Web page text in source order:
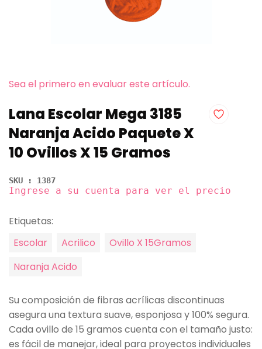
Sea el primero en evaluar este artículo.
Lana Escolar Mega 3185
Naranja Acido Paquete X
10 Ovillos X 15 Gramos
SKU : 1387
Ingrese a su cuenta para ver el precio
Etiquetas:
Escolar
Acrilico
Ovillo X 15Gramos
Naranja Acido
Su composición de fibras acrílicas discontinuas
asegura una textura suave, esponjosa y 100% segura.
Cada ovillo de 15 gramos cuenta con el tamaño justo:
es fácil de manejar, ideal para proyectos individuales